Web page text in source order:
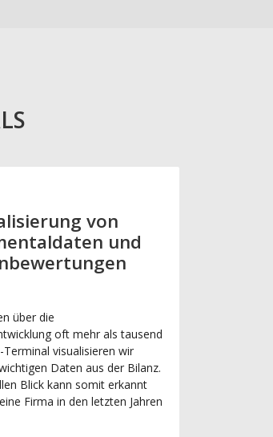
von
und
über die
oft mehr als tausend
visualisieren wir
Daten aus der Bilanz.
Blick kann somit erkannt
Firma in den letzten Jahren